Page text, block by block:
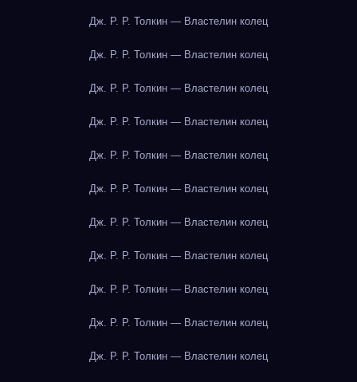
Дж. Р. Р. Толкин — Властелин колец
Дж. Р. Р. Толкин — Властелин колец
Дж. Р. Р. Толкин — Властелин колец
Дж. Р. Р. Толкин — Властелин колец
Дж. Р. Р. Толкин — Властелин колец
Дж. Р. Р. Толкин — Властелин колец
Дж. Р. Р. Толкин — Властелин колец
Дж. Р. Р. Толкин — Властелин колец
Дж. Р. Р. Толкин — Властелин колец
Дж. Р. Р. Толкин — Властелин колец
Дж. Р. Р. Толкин — Властелин колец